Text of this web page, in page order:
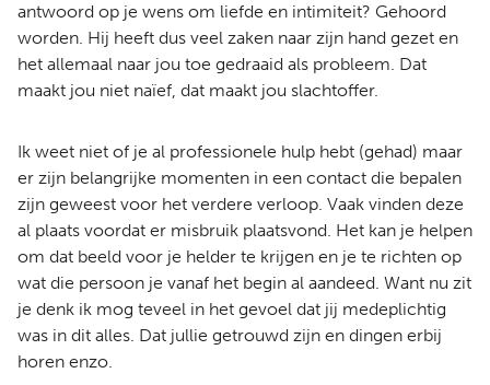
antwoord op je wens om liefde en intimiteit? Gehoord
worden. Hij heeft dus veel zaken naar zijn hand gezet en
het allemaal naar jou toe gedraaid als probleem. Dat
maakt jou niet naïef, dat maakt jou slachtoffer.
Ik weet niet of je al professionele hulp hebt (gehad) maar
er zijn belangrijke momenten in een contact die bepalen
zijn geweest voor het verdere verloop. Vaak vinden deze
al plaats voordat er misbruik plaatsvond. Het kan je helpen
om dat beeld voor je helder te krijgen en je te richten op
wat die persoon je vanaf het begin al aandeed. Want nu zit
je denk ik mog teveel in het gevoel dat jij medeplichtig
was in dit alles. Dat jullie getrouwd zijn en dingen erbij
horen enzo.